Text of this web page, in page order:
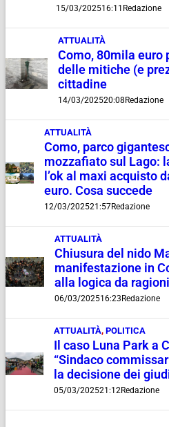
15/03/202516:11 Redazione
ATTUALITÀ
Como, 80mila euro
delle mitiche (e
cittadine
14/03/202520:08Redazione
ATTUALITÀ
Como, parco
mozzafiato sul Lago:
l’ok al maxi acquisto
euro. Cosa succede
12/03/202521:57Redazione
ATTUALITÀ
Chiusura del nido
manifestazione in
alla logica da
06/03/202516:23Redazione
ATTUALITÀ, POLITICA
Il caso Luna Park a
“Sindaco
la decisione dei
05/03/202521:12Redazione